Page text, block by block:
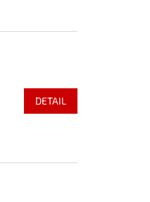
DETAIL